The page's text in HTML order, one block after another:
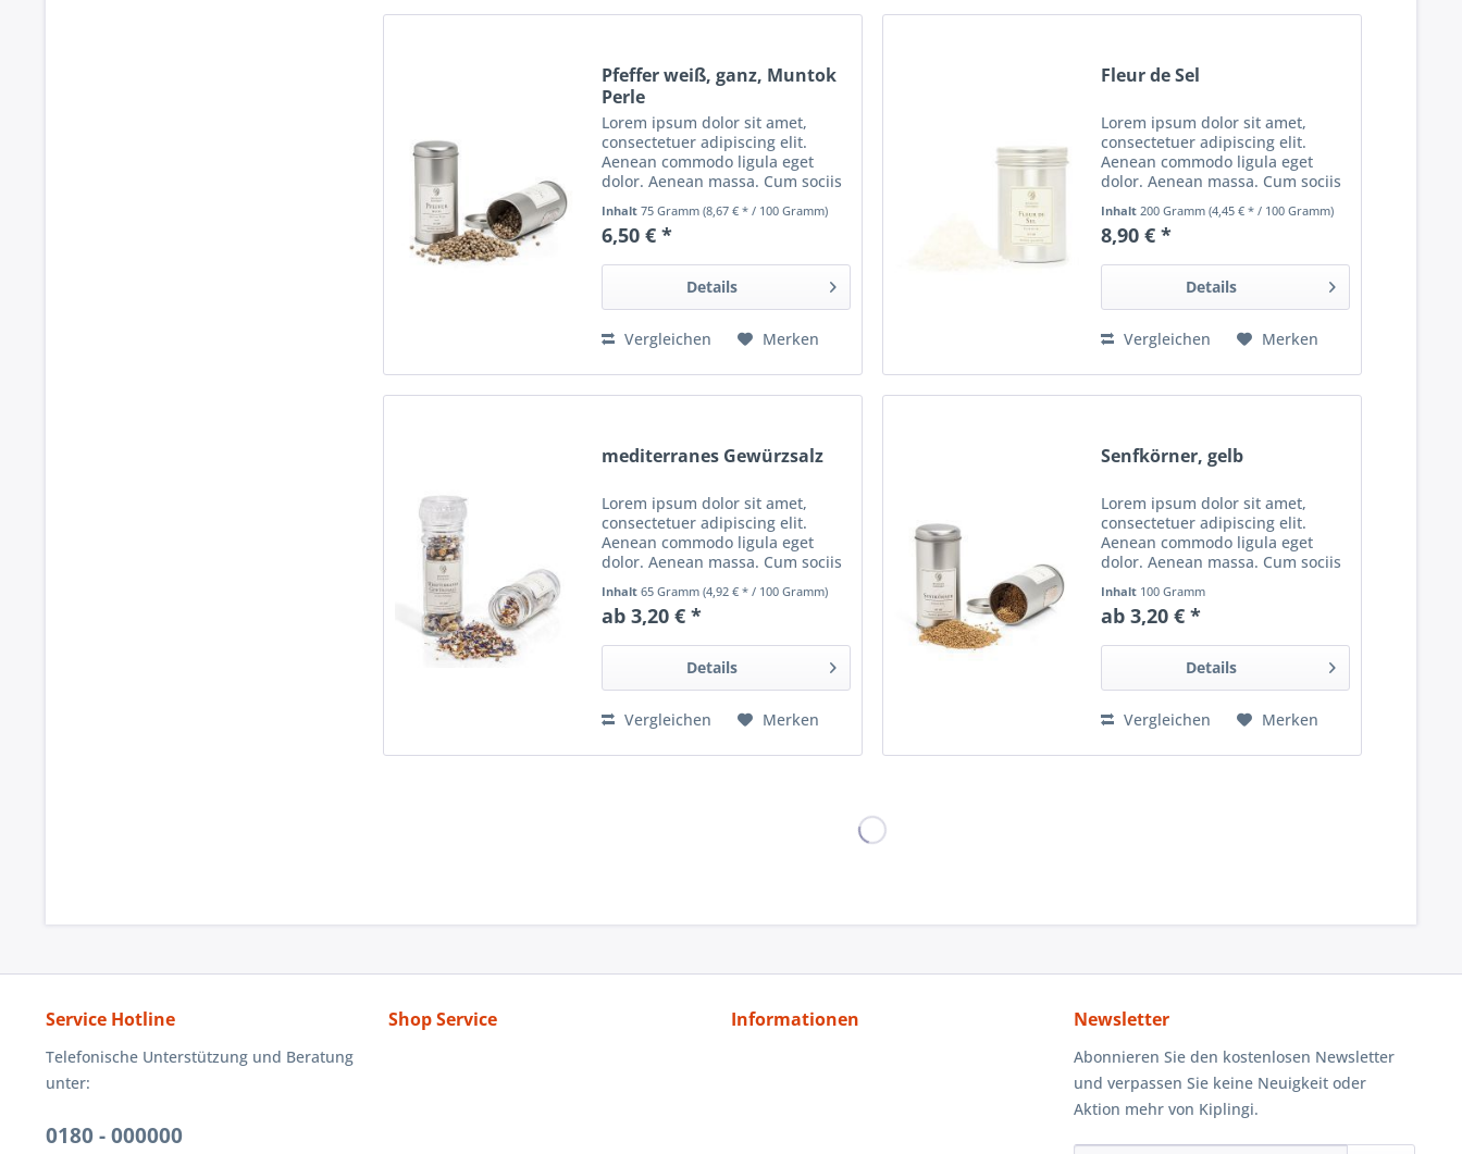
Pfeffer weiß, ganz, Muntok
Perle
Lorem ipsum dolor sit amet,
consectetuer adipiscing elit.
Aenean commodo ligula eget
dolor. Aenean massa. Cum sociis
parturient montes, nascetur
ridiculus mus. Donec quam felis,
Inhalt75 Gramm(8,67 € * / 100 Gramm)
6,50 € *
Details
Vergleichen Merken
Fleur de Sel
Lorem ipsum dolor sit amet,
consectetuer adipiscing elit.
Aenean commodo ligula eget
dolor. Aenean massa. Cum sociis
parturient montes, nascetur
ridiculus mus. Donec quam felis,
Inhalt 200 Gramm(4,45 € * / 100 Gramm)
8,90 € *
Details
Vergleichen Merken
mediterranes Gewürzsalz
Lorem ipsum dolor sit amet,
consectetuer adipiscing elit.
Aenean commodo ligula eget
dolor. Aenean massa. Cum sociis
parturient montes, nascetur
ridiculus mus. Donec quam felis,
ultricies nec, pellentesque...
Inhalt65 Gramm(4,92 € * / 100 Gramm)
ab 3,20 € *
Details
Vergleichen Merken
Senfkörner, gelb
Lorem ipsum dolor sit amet,
consectetuer adipiscing elit.
Aenean commodo ligula eget
dolor. Aenean massa. Cum sociis
parturient montes, nascetur
ridiculus mus. Donec quam felis,
ultricies nec, pellentesque...
Inhalt 100 Gramm
ab 3,20 € *
Details
Vergleichen Merken
Service Hotline
Telefonische Unterstützung und Beratung
unter:
0180 - 000000
Shop Service Informationen Newsletter
Abonnieren Sie den kostenlosen Newsletter
und verpassen Sie keine Neuigkeit oder
Aktion mehr von Kiplingi.